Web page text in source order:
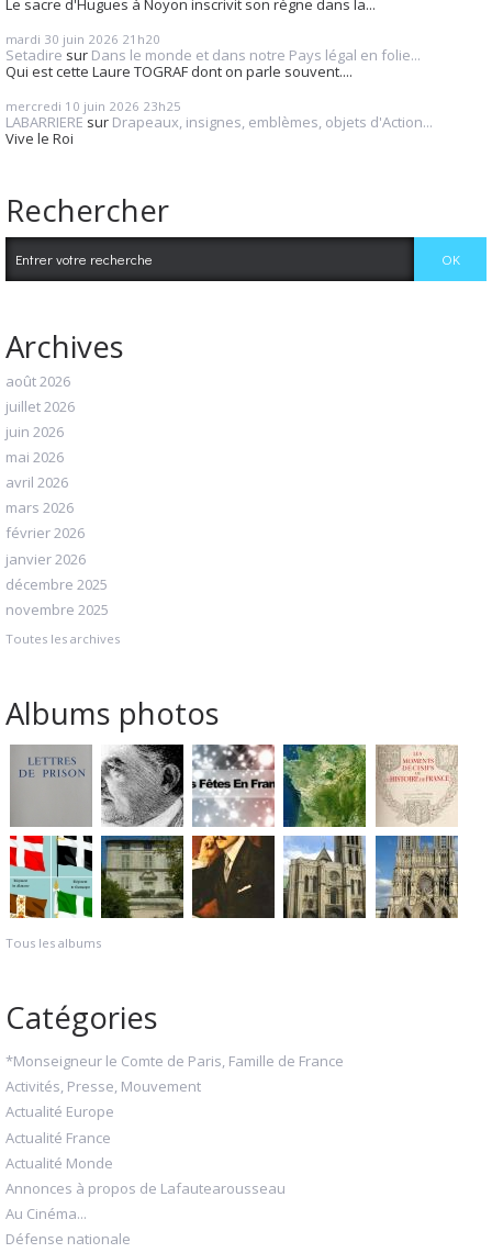
Le sacre d'Hugues à Noyon inscrivit son règne dans la...
mardi 30 juin 2026 21h20
Setadire sur Dans le monde et dans notre Pays légal en folie...
Qui est cette Laure TOGRAF dont on parle souvent....
mercredi 10 juin 2026 23h25
LABARRIERE sur Drapeaux, insignes, emblèmes, objets d'Action...
Vive le Roi
Rechercher
Archives
août 2026
juillet 2026
juin 2026
mai 2026
avril 2026
mars 2026
février 2026
janvier 2026
décembre 2025
novembre 2025
Toutes les archives
Albums photos
Tous les albums
Catégories
*Monseigneur le Comte de Paris, Famille de France
Activités, Presse, Mouvement
Actualité Europe
Actualité France
Actualité Monde
Annonces à propos de Lafautearousseau
Au Cinéma...
Défense nationale